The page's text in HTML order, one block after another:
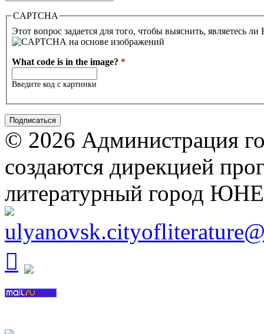
CAPTCHA
Этот вопрос задается для того, чтобы выяснить, являетесь
What code is in the image? *
Введите код с картинки
© 2026 Администрация
создаются дирекцией
литературный город
